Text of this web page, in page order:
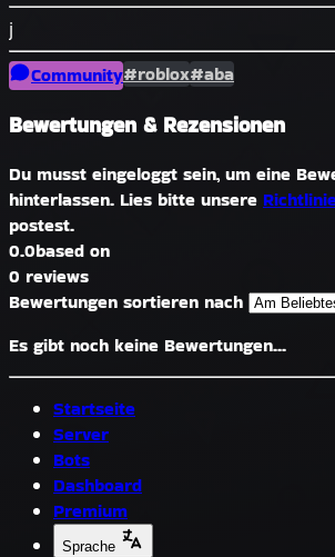
j
Community#roblox#aba
Bewertungen & Rezensionen
Du musst eingeloggt sein, um eine
hinterlassen. Lies bitte unsere
postest.
0.0based on
0 reviews
Bewertungen sortieren nach
Es gibt noch keine Bewertungen...
Startseite
Server
Bots
Dashboard
Premium
Sprache